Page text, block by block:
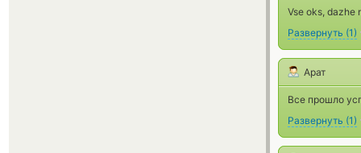
Vse oks, dazhe
Развернуть (1)
Арат
Все прошло
Развернуть (1)